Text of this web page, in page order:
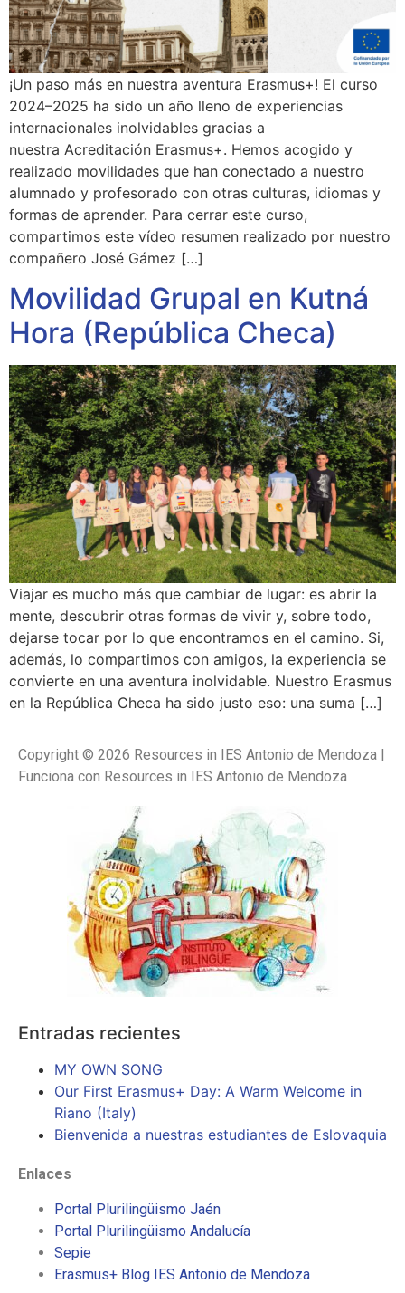
¡Un paso más en nuestra aventura Erasmus+! El curso
2024–2025 ha sido un año lleno de experiencias
internacionales inolvidables gracias a
nuestra Acreditación Erasmus+. Hemos acogido y
realizado movilidades que han conectado a nuestro
alumnado y profesorado con otras culturas, idiomas y
formas de aprender. Para cerrar este curso,
compartimos este vídeo resumen realizado por nuestro
compañero José Gámez […]
Movilidad Grupal en Kutná
Hora (República Checa)
Viajar es mucho más que cambiar de lugar: es abrir la
mente, descubrir otras formas de vivir y, sobre todo,
dejarse tocar por lo que encontramos en el camino. Si,
además, lo compartimos con amigos, la experiencia se
convierte en una aventura inolvidable. Nuestro Erasmus
en la República Checa ha sido justo eso: una suma […]
Copyright © 2026 Resources in IES Antonio de Mendoza |
Funciona con Resources in IES Antonio de Mendoza
Entradas recientes
MY OWN SONG
Our First Erasmus+ Day: A Warm Welcome in
Riano (Italy)
Bienvenida a nuestras estudiantes de Eslovaquia
Enlaces
Portal Plurilingüismo Jaén
Portal Plurilingüismo Andalucía
Sepie
Erasmus+ Blog IES Antonio de Mendoza